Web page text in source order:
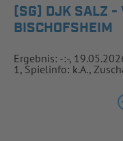
AUSBILDUNG &
(SG) DJK SALZ -
BISCHOFSHEIM
Ergebnis: -:-,
1, Spielinfo: k.A.,